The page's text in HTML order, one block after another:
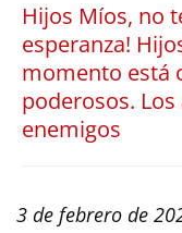
Hijos Míos, no
esperanza!
momento está
poderosos.
enemigos
3 de febrero de